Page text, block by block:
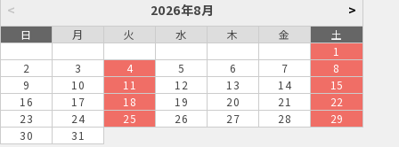
< 2026年8月 >
日 月 火 水 木 金
土
1
2
3 4 5 6 7
8
9
10 11 12 13 14
15
16
17 18 19 20 21
22
23
24 25 26 27 28
29
30
31